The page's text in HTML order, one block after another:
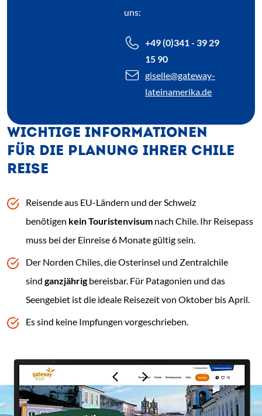
uns:
+49 (0)341 - 39 29
15 90
giselle@gateway-
lateinamerika.de
WICHTIGE INFORMATIONEN
FÜR DIE PLANUNG IHRER CHILE
REISE
Reisende aus EU-Ländern und der Schweiz
benötigen kein Touristenvisum nach Chile. Ihr Reisepass
muss bei der Einreise 6 Monate gültig sein.
Der Norden Chiles, die Osterinsel und Zentralchile
sind ganzjährigbereisbar. Für Patagonien und das
Seengebiet ist die ideale Reisezeit von Oktober bis April.
Es sind keine Impfungen vorgeschrieben.